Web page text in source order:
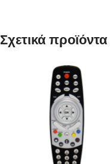
Σχετικά προϊόντα